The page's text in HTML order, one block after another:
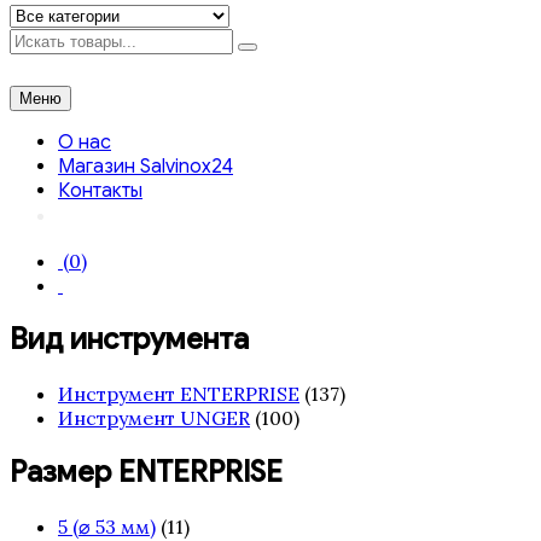
Искать
Меню
О нас
Магазин Salvinox24
Контакты
(0)
Вид инструмента
Инструмент ENTERPRISE (137)
Инструмент UNGER (100)
Размер ENTERPRISE
5 (⌀ 53 мм) (11)